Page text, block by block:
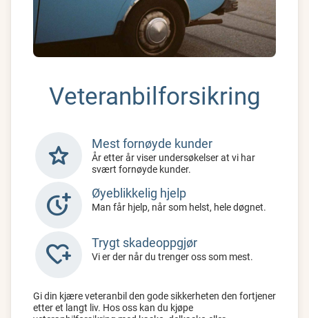
Veteranbilforsikring
star Mest fornøyde kunder
År etter år viser undersøkelser at vi har
svært fornøyde kunder.
more_time Øyeblikkelig hjelp
Man får hjelp, når som helst, hele døgnet.
heart_plus Trygt skadeoppgjør
Vi er der når du trenger oss som mest.
Gi din kjære veteranbil den gode sikkerheten den fortjener
etter et langt liv. Hos oss kan du kjøpe